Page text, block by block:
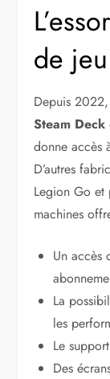
de jeu
Depuis
Steam Deck
donne accès
D’autres
Legion Go et
machines
Un accès
La
les
Le
Des